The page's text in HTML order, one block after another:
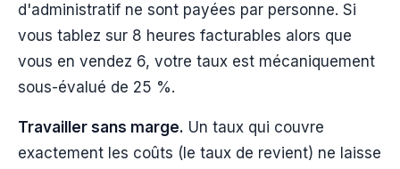
d'administratif ne sont payées par personne. Si
vous tablez sur 8 heures facturables alors que
vous en vendez 6, votre taux est mécaniquement
sous-évalué de 25 %.
Travailler sans marge. Un taux qui couvre
exactement les coûts (le taux de revient) ne laisse